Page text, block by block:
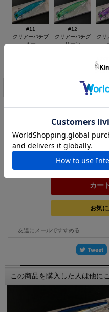
#11
クリアーバチブ
ルー
#12
クリアーバチグ
リーン
クリ
カラー：
個
友達にメールですすめる
この商品を購入した人は他に